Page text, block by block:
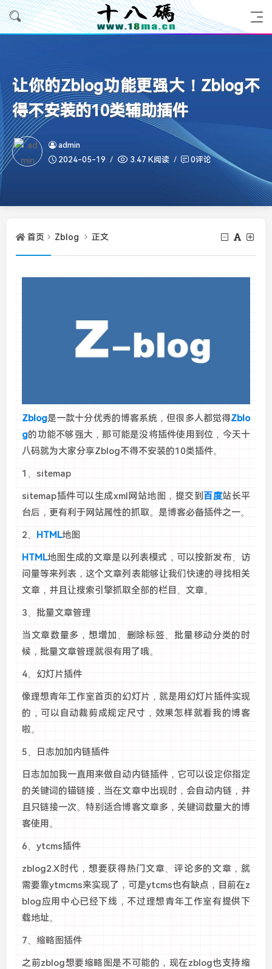
让你的Zblog功能更强大！Zblog不
得不安装的10类辅助插件
admin
2024-05-19
3.47 K阅读 0评论
首页 Zblog 正文
Zblog是一款十分优秀的博客系统，但很多人都觉得Zblo
g的功能不够强大，那可能是没将插件使用到位，今天十
八码就为大家分享Zblog不得不安装的10类插件。
1、sitemap
sitemap插件可以生成xml网站地图，提交到百度站长平
台后，更有利于网站属性的抓取。是博客必备插件之一。
2、 HTML地图
HTML地图生成的文章是以列表模式，可以按新发布、访
问量等来列表，这个文章列表能够让我们快速的寻找相关
文章，并且让搜索引擎抓取全部的栏目、文章。
3、批量文章管理
当文章数量多，想增加、删除标签、批量移动分类的时
候，批量文章管理就很有用了哦。
4、幻灯片插件
像理想青年工作室首页的幻灯片，就是用幻灯片插件实现
的，可以自动裁剪成规定尺寸，效果怎样就看我的博客
啦。
5、日志加加内链插件
日志加加我一直用来做自动内链插件，它可以设定你指定
的关键词的锚链接，当在文章中出现时，会自动内链，并
且只链接一次。特别适合博客文章多，关键词数量大的博
客使用。
6、ytcms插件
zblog2.X时代，想要获得热门文章、评论多的文章，就
需要靠ytmcms来实现了，可是ytcms也有缺点，目前在z
blog应用中心已经下线，不过理想青年工作室有提供下
载地址。
7、缩略图插件
之前zblog想要缩略图是不可能的，现在zblog也支持缩